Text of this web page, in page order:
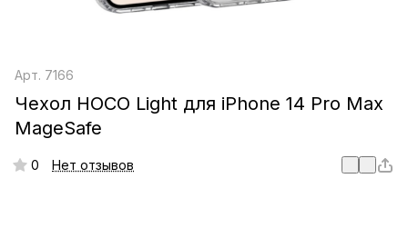
Арт. 7166
Чехол HOCO Light для iPhone 14 Pro Max
MageSafe
0 Нет отзывов